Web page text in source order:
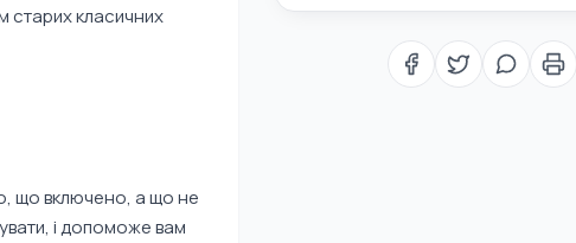
старих класичних
що включено, а що не
і допоможе вам